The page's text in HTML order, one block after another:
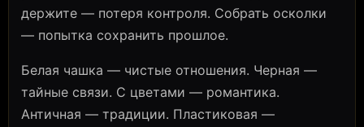
держите — потеря контроля. Собрать осколки
— попытка сохранить прошлое.
Белая чашка — чистые отношения. Черная —
тайные связи. С цветами — романтика.
Античная — традиции. Пластиковая —